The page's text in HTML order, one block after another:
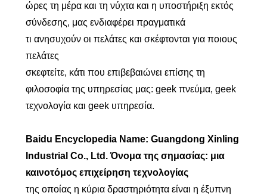
ώρες τη μέρα και τη νύχτα και η υποστήριξη εκτός
σύνδεσης, μας ενδιαφέρει πραγματικά
τι ανησυχούν οι πελάτες και σκέφτονται για ποιους
πελάτες
σκεφτείτε, κάτι που επιβεβαιώνει επίσης τη
φιλοσοφία της υπηρεσίας μας: geek πνεύμα, geek
τεχνολογία και geek υπηρεσία.
Baidu Encyclopedia Name: Guangdong Xinling
Industrial Co., Ltd. Όνομα της σημασίας: μια
καινοτόμος επιχείρηση τεχνολογίας
της οποίας η κύρια δραστηριότητα είναι η έξυπνη